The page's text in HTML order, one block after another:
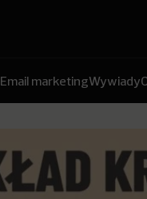
Email marketingWywiady